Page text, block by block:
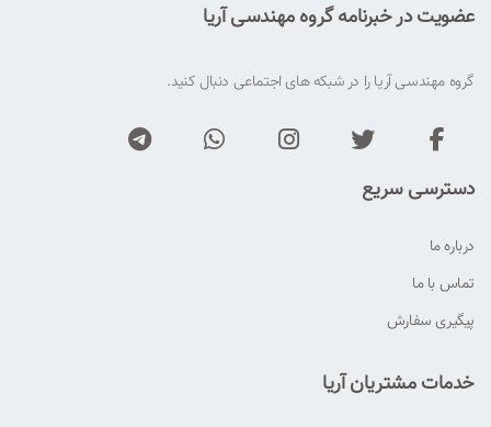
عضویت در خبرنامه گروه مهندسی آریا
گروه مهندسی آریا را در شبکه های اجتماعی دنبال کنید.
دسترسی سریع
درباره ما
تماس با ما
پیگیری سفارش
خدمات مشتریان آریا